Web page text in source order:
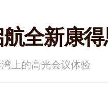
航全新康
上的高光会议体验